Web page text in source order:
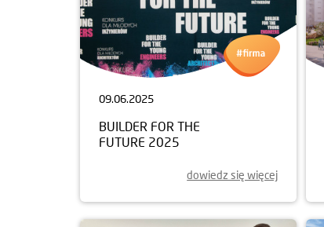
09.06.2025
BUILDER FOR THE
FUTURE 2025
dowiedz się więcej